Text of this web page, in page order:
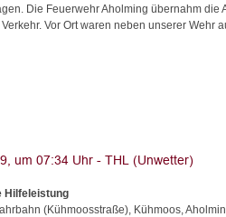
Die Feuerwehr Aholming übernahm die
Vor Ort waren neben unserer Wehr
Hilfeleistung
(Kühmoosstraße), Kühmoos,